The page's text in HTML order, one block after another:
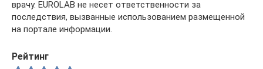
врачу. EUROLAB не несет ответственности за
последствия, вызванные использованием размещенной
на портале информации.
Рейтинг